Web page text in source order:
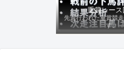
重賞レース
先週行われた重賞競
す。